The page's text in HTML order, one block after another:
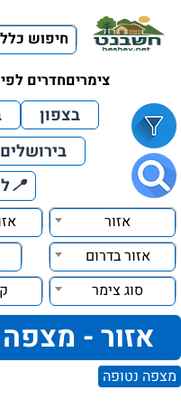
חיפוש
צימריםחדרים
בצפון
בירושלים
📍
אזור
אזור בדרום
סוג צימר
אזור -
מצפה נטופה